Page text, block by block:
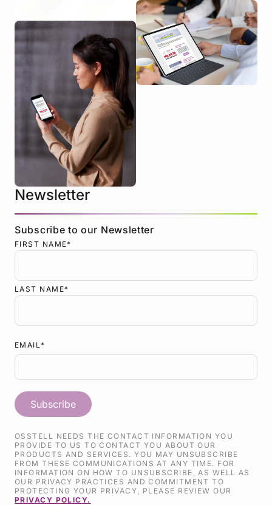
Newsletter
Subscribe to our Newsletter
FIRST NAME*
LAST NAME*
EMAIL*
OSSTELL NEEDS THE CONTACT INFORMATION YOU
PROVIDE TO US TO CONTACT YOU ABOUT OUR
PRODUCTS AND SERVICES. YOU MAY UNSUBSCRIBE
FROM THESE COMMUNICATIONS AT ANY TIME. FOR
INFORMATION ON HOW TO UNSUBSCRIBE, AS WELL AS
OUR PRIVACY PRACTICES AND COMMITMENT TO
PROTECTING YOUR PRIVACY, PLEASE REVIEW OUR
PRIVACY POLICY.